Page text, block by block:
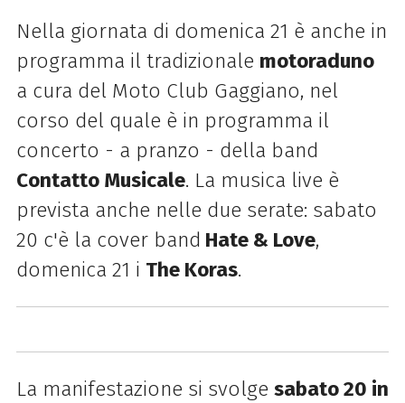
Nella giornata di domenica 21 è anche in
programma il tradizionale motoraduno
a cura del Moto Club Gaggiano, nel
corso del quale è in programma il
concerto - a pranzo - della band
Contatto Musicale. La musica live è
prevista anche nelle due serate: sabato
20 c'è la cover band Hate & Love,
domenica 21 i The Koras.
La manifestazione si svolge sabato 20 in